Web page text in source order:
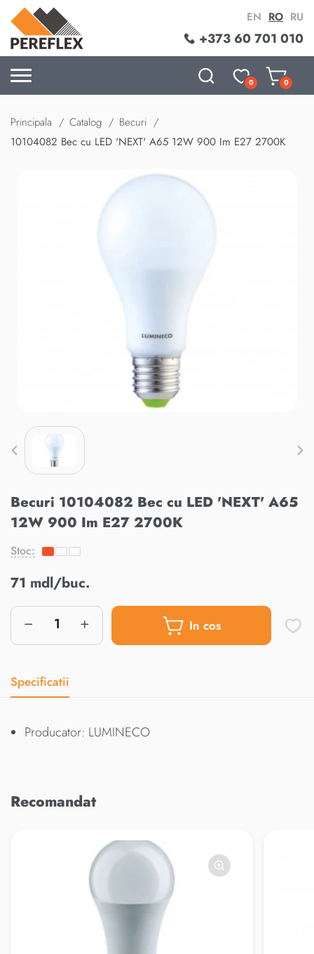
+373 60 701 010
EN RO RU
0 0
Principala Catalog
Becuri
10104082 Bec cu LED 'NEXT' A65 12W 900 Im E27 2700K
Becuri 10104082 Bec cu LED 'NEXT' A65
12W 900 Im E27 2700K
Stoc:
71 mdl/buc.
In cos
Specificatii
Producator: LUMINECO
Recomandat